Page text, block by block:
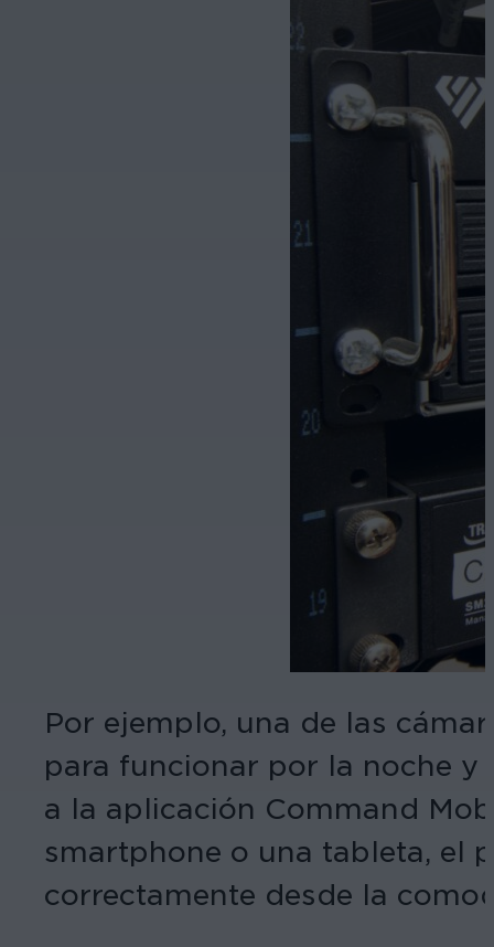
Por ejemplo, una de las
para funcionar por la noche y
a la aplicación Command
smartphone o una tableta, el
correctamente desde la